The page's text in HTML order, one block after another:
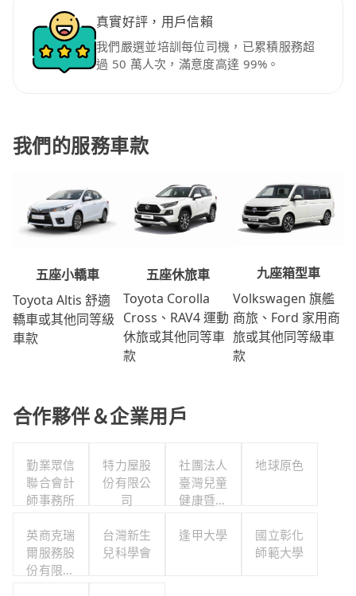
真實好評，用戶信賴
我們嚴選並培訓每位司機，已累積服務超
過 50 萬人次，滿意度高達 99%。
我們的服務車款
五座小轎車
Toyota Altis 舒適
轎車或其他同等級
車款
五座休旅車
Toyota Corolla
Cross、RAV4 運動
休旅或其他同等車
款
九座箱型車
Volkswagen 旗艦
商旅、Ford 家用商
旅或其他同等級車
款
合作夥伴＆企業用戶
勤業眾信
聯合會計
師事務所
特力屋股
份有限公
司
社團法人
臺灣兒童
健康暨身
會
地球原色
英商克瑞
爾服務股
份有限公
台灣新生
兒科學會
逢甲大學
國立彰化
師範大學